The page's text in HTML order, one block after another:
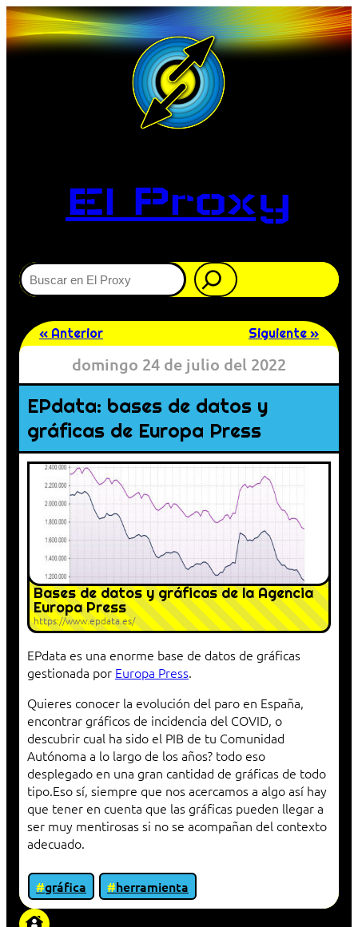
El Proxy
Buscar
« Anterior Siguiente »
domingo 24 de julio del 2022
EPdata: bases de datos y
gráficas de Europa Press
Bases de datos y gráficas de la Agencia
Europa Press
https://www.epdata.es/
EPdata es una enorme base de datos de gráficas
gestionada por Europa Press.
Quieres conocer la evolución del paro en España,
encontrar gráficos de incidencia del COVID, o
descubrir cual ha sido el PIB de tu Comunidad
Autónoma a lo largo de los años? todo eso
desplegado en una gran cantidad de gráficas de todo
tipo.Eso sí, siempre que nos acercamos a algo así hay
que tener en cuenta que las gráficas pueden llegar a
ser muy mentirosas si no se acompañan del contexto
adecuado.
gráfica
herramienta